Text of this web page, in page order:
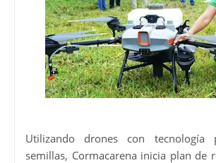
Utilizando drones con tecnología
semillas, Cormacarena inicia plan de